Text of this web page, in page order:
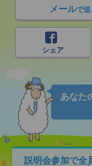
メールで送
シェア
あなた
説明会参加で全